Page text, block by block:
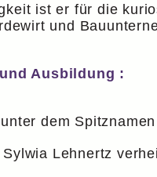
ist er für die
und
Ausbildung :
dem Spitznamen
Lehnertz